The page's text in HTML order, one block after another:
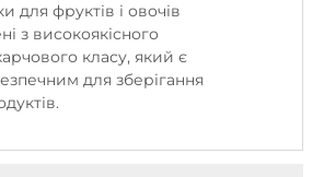
для фруктів і овочів
з високоякісного
класу, який є
для зберігання